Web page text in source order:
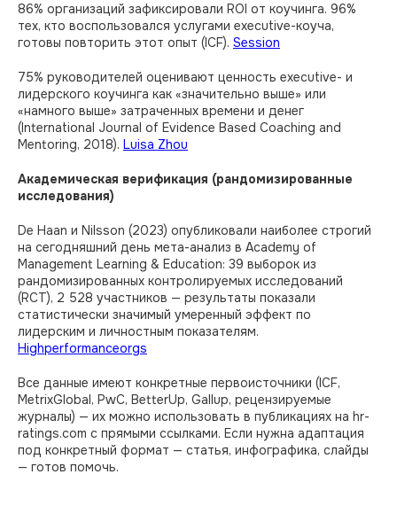
86% организаций зафиксировали ROI от коучинга. 96%
тех, кто воспользовался услугами executive-коуча,
готовы повторить этот опыт (ICF). Session
75% руководителей оценивают ценность executive- и
лидерского коучинга как «значительно выше» или
«намного выше» затраченных времени и денег
(International Journal of Evidence Based Coaching and
Mentoring, 2018). Luisa Zhou
Академическая верификация (рандомизированные
исследования)
De Haan и Nilsson (2023) опубликовали наиболее строгий
на сегодняшний день мета-анализ в Academy of
Management Learning & Education: 39 выборок из
рандомизированных контролируемых исследований
(RCT), 2 528 участников — результаты показали
статистически значимый умеренный эффект по
лидерским и личностным показателям.
Highperformanceorgs
Все данные имеют конкретные первоисточники (ICF,
MetrixGlobal, PwC, BetterUp, Gallup, рецензируемые
журналы) — их можно использовать в публикациях на hr-
ratings.com с прямыми ссылками. Если нужна адаптация
под конкретный формат — статья, инфографика, слайды
— готов помочь.